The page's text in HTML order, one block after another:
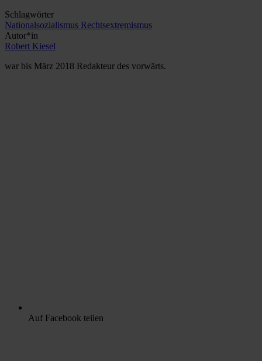
Schlagwörter
Nationalsozialismus Rechtsextremismus
Autor*in
Robert Kiesel
war bis März 2018 Redakteur des vorwärts.
Auf Facebook teilen